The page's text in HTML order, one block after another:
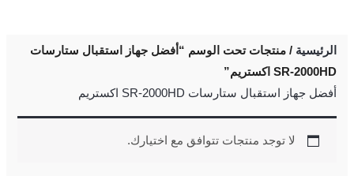
الرئيسية / منتجات تحت الوسم “أفضل جهاز استقبال ستارسات
SR-2000HD اكستريم”
أفضل جهاز استقبال ستارسات SR-2000HD اكستريم
لا توجد منتجات تتوافق مع اختيارك.